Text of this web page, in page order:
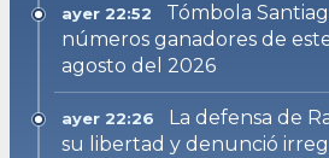
ayer 22:52
Tómbola
números ganadores de
agosto del 2026
ayer 22:26
La defensa de
su libertad y denunció